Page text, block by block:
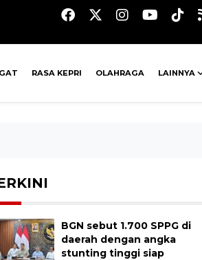
RASA KEPRI OLAHRAGA LAINNYA
BGN sebut 1.700 SPPG di
daerah dengan angka
stunting tinggi siap